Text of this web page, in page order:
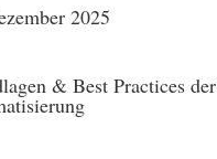
2025
& Best Practices der